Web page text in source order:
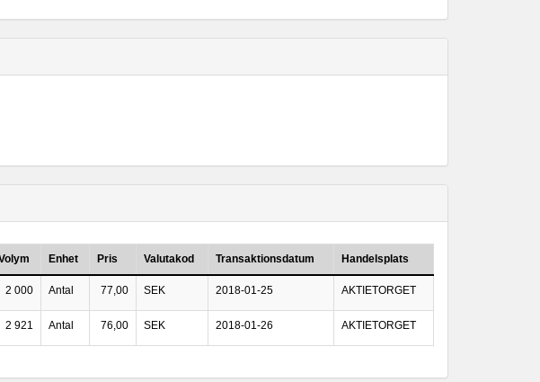
Enhet Pris Valutakod Transaktionsdatum Handelsplats
2 000 Antal 77,00 SEK 2018-01-25 AKTIETORGET
2 921 Antal 76,00 SEK 2018-01-26 AKTIETORGET